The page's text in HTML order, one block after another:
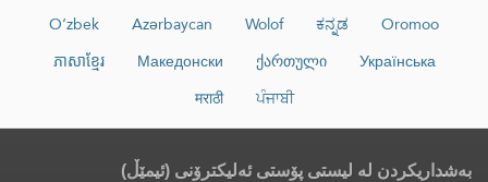
Oromoo
ಕನ್ನಡ
Wolof
Azərbaycan
O‘zbek
Українська
ქართული
Македонски
ភាសាខ្មែរ
ਪੰਜਾਬੀ
मराठी
بەشداریکردن لە لیستی پۆستی ئەلیکترۆنی (ئیمێڵ)